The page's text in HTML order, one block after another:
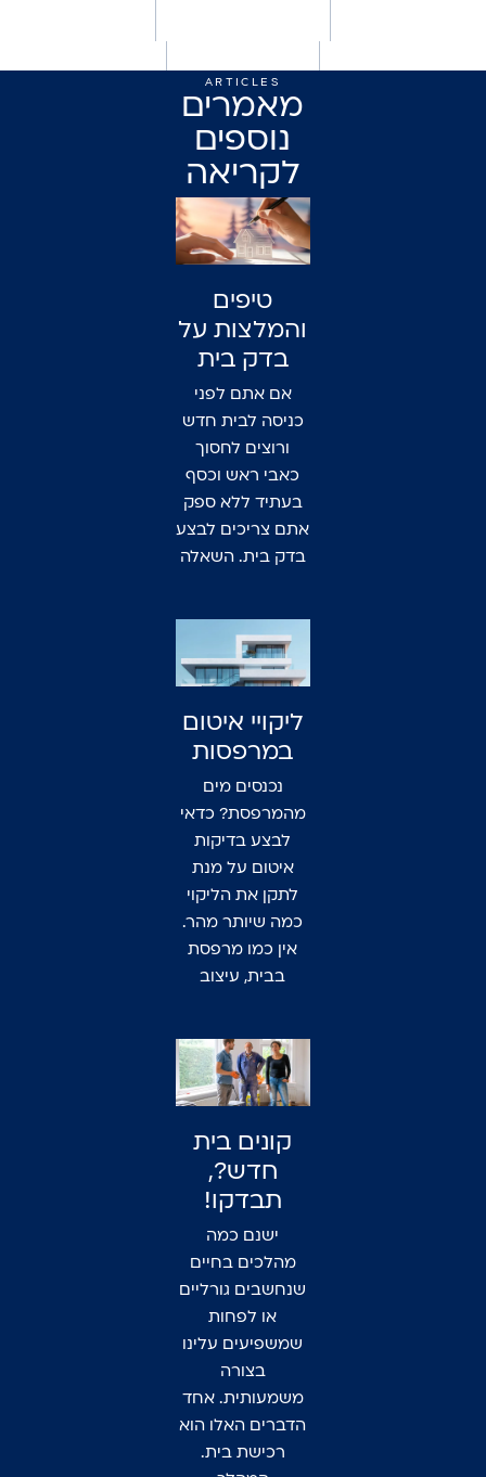
ARTICLES
מאמרים
נוספים
לקריאה
טיפים
והמלצות על
בדק בית
אם אתם לפני
כניסה לבית חדש
ורוצים לחסוך
כאבי ראש וכסף
בעתיד ללא ספק
אתם צריכים לבצע
בדק בית. השאלה
ליקויי איטום
במרפסות
נכנסים מים
מהמרפסת? כדאי
לבצע בדיקות
איטום על מנת
לתקן את הליקוי
כמה שיותר מהר.
אין כמו מרפסת
בבית, עיצוב
קונים בית
חדש?,
תבדקו!
ישנם כמה
מהלכים בחיים
שנחשבים גורליים
או לפחות
שמשפיעים עלינו
בצורה
משמעותית. אחד
הדברים האלו הוא
רכישת בית.